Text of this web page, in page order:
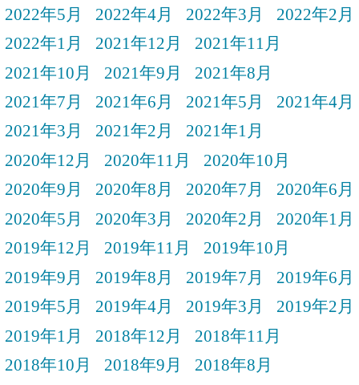
2022年5月
2022年4月 2022年3月
2022年2月
2022年1月
2021年12月
2021年11月
2021年10月
2021年9月
2021年8月
2021年7月
2021年6月 2021年5月
2021年4月
2021年3月
2021年2月
2021年1月
2020年12月
2020年11月
2020年10月
2020年9月
2020年8月 2020年7月
2020年6月
2020年5月
2020年3月 2020年2月
2020年1月
2019年12月
2019年11月
2019年10月
2019年9月
2019年8月 2019年7月
2019年6月
2019年5月
2019年4月 2019年3月
2019年2月
2019年1月
2018年12月
2018年11月
2018年10月
2018年9月
2018年8月